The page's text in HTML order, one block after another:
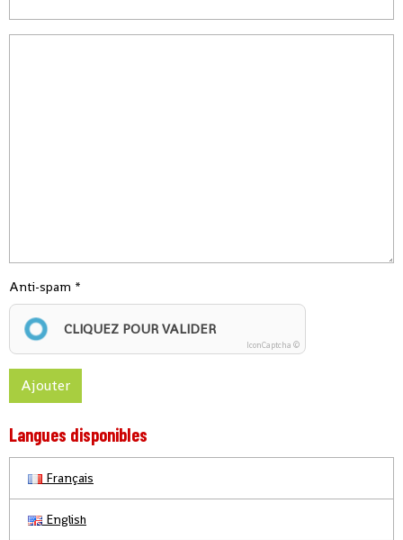
Anti-spam
CLIQUEZ POUR VALIDER
IconCaptcha ©
Ajouter
Langues disponibles
Français
English